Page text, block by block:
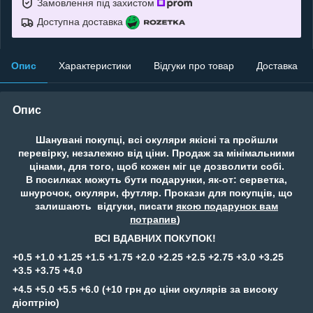
Замовлення під захистом
Доступна доставка
Опис Характеристики Відгуки про товар Доставка
Опис
Шанувані покупці, всі окуляри якісні та пройшли
перевірку, незалежно від ціни. Продаж за мінімальними
цінами, для того, щоб кожен міг це дозволити собі.
В посилках можуть бути подарунки, як-от: серветка,
шнурочок, окуляри, футляр. Прокази для покупців, що
залишають відгуки, писати якою подарунок вам
потрапив)
ВСІ ВДАВНИХ ПОКУПОК!
+0.5 +1.0 +1.25 +1.5 +1.75 +2.0 +2.25 +2.5 +2.75 +3.0 +3.25
+3.5 +3.75 +4.0
+4.5 +5.0 +5.5 +6.0 (+10 грн до ціни окулярів за високу
діоптрію)